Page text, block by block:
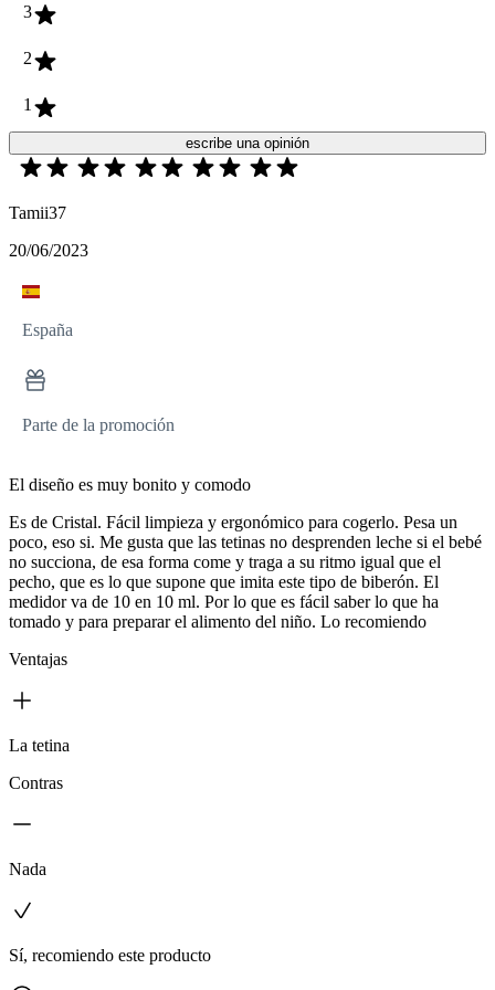
3
2
1
escribe una opinión
Tamii37
20/06/2023
España
Parte de la promoción
El diseño es muy bonito y comodo
Es de Cristal. Fácil limpieza y ergonómico para cogerlo. Pesa un
poco, eso si. Me gusta que las tetinas no desprenden leche si el bebé
no succiona, de esa forma come y traga a su ritmo igual que el
pecho, que es lo que supone que imita este tipo de biberón. El
medidor va de 10 en 10 ml. Por lo que es fácil saber lo que ha
tomado y para preparar el alimento del niño. Lo recomiendo
Ventajas
La tetina
Contras
Nada
Sí, recomiendo este producto